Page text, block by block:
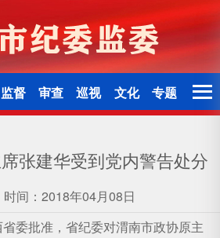
监督 审查 巡视 文化 专题
张建华受到党内警告处分
时间：2018年04月08日
委批准，省纪委对渭南市政协原主